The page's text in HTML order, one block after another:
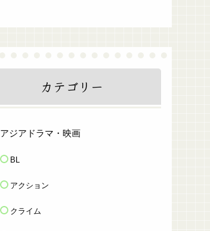
カテゴリー
アジアドラマ・映画
BL
アクション
クライム